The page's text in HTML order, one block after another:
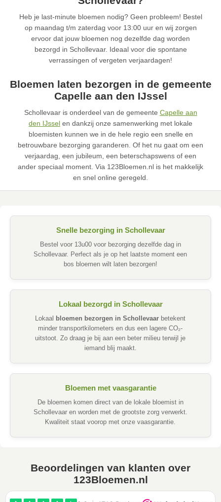
Heb je last-minute bloemen nodig? Geen probleem! Bestel
op maandag t/m zaterdag voor 13:00 uur en wij zorgen
ervoor dat jouw bloemen nog dezelfde dag worden
bezorgd in Schollevaar. Ideaal voor die spontane
verrassingen of vergeten verjaardagen!
Bloemen laten bezorgen in de gemeente
Capelle aan den IJssel
Schollevaar is onderdeel van de gemeente Capelle aan
den IJssel en dankzij onze samenwerking met lokale
bloemisten kunnen we in de hele regio een snelle en
betrouwbare bezorging garanderen. Of het nu gaat om een
verjaardag, een jubileum, een beterschapswens of een
ander speciaal moment. Via 123Bloemen.nl is het makkelijk
en snel online geregeld.
Snelle bezorging in Schollevaar
Bestel voor 13u00 voor bezorging dezelfde dag in
Schollevaar. Perfect als je op het laatste moment een
bos bloemen wilt laten bezorgen!
Lokaal bezorgd in Schollevaar
Lokaal bloemen bezorgen in Schollevaar betekent
minder transportkilometers en dus een lagere CO₂-
uitstoot. Zo draag je bij aan een beter milieu terwijl je
iemand blij maakt.
Bloemen met vaasgarantie
De bloemen komen direct van de lokale bloemist in
Schollevaar en worden met de grootste zorg verwerkt.
Kwaliteit staat voorop met onze vaasgarantie.
Beoordelingen van klanten over
123Bloemen.nl